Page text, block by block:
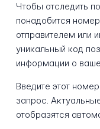
Чтобы отследить
понадобится
отправителем или
уникальный код
информации о
Введите этот
запрос.
отобразятся